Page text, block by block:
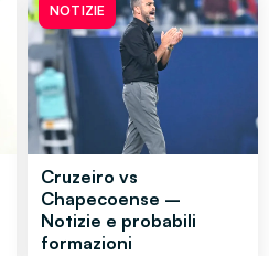
NOTIZIE
Cruzeiro vs
Chapecoense –
Notizie e probabili
formazioni